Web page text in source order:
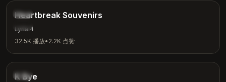
民谣
Heartbreak Souvenirs
Lyria 4
32.5K 播放• 2.2K 点赞
独立
K Bye